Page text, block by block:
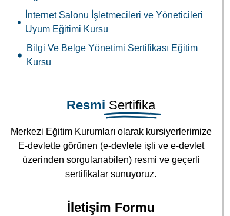
İnternet Salonu İşletmecileri ve Yöneticileri
Uyum Eğitimi Kursu
Bilgi Ve Belge Yönetimi Sertifikası Eğitim
Kursu
Resmi Sertifika
Merkezi Eğitim Kurumları olarak kursiyerlerimize
E-devlette görünen (e-devlete işli ve e-devlet
üzerinden sorgulanabilen) resmi ve geçerli
sertifikalar sunuyoruz.
İletişim Formu